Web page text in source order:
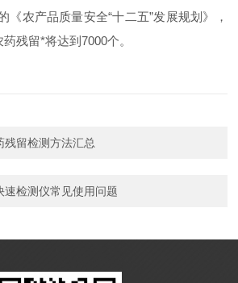
《农产品质量安全“十二五”发展规划》，
残留*将达到7000个。
残留检测方法汇总
速检测仪常见使用问题